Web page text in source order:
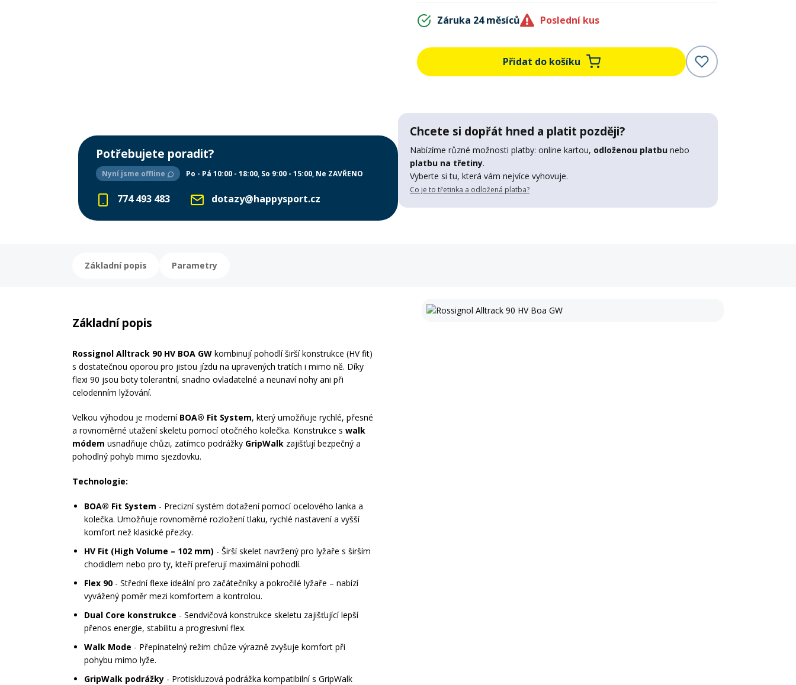
Záruka 24 měsíců Poslední kus
Přidat do košíku
Chcete si dopřát hned a platit později?
Nabízíme různé možnosti platby: online kartou, odloženou platbu nebo
platbu na třetiny.
Vyberte si tu, která vám nejvíce vyhovuje.
Co je to třetinka a odložená platba?
Potřebujete poradit?
Nyní jsme offline Po - Pá 10:00 - 18:00 So 9:00 - 15:00 Ne ZAVŘENO
774 493 483 dotazy@happysport.cz
Základní popis Parametry
Základní popis
Rossignol Alltrack 90 HV BOA GW kombinují pohodlí širší konstrukce (HV fit)
s dostatečnou oporou pro jistou jízdu na upravených tratích i mimo ně. Díky
flexi 90 jsou boty tolerantní, snadno ovladatelné a neunaví nohy ani při
celodenním lyžování.
Velkou výhodou je moderní BOA® Fit System, který umožňuje rychlé, přesné
a rovnoměrné utažení skeletu pomocí otočného kolečka. Konstrukce s walk
módem usnadňuje chůzi, zatímco podrážky GripWalk zajišťují bezpečný a
pohodlný pohyb mimo sjezdovku.
Technologie:
BOA® Fit System - Precizní systém dotažení pomocí ocelového lanka a
kolečka. Umožňuje rovnoměrné rozložení tlaku, rychlé nastavení a vyšší
komfort než klasické přezky.
HV Fit (High Volume – 102 mm) - Širší skelet navržený pro lyžaře s širším
chodidlem nebo pro ty, kteří preferují maximální pohodlí.
Flex 90 - Střední flexe ideální pro začátečníky a pokročilé lyžaře – nabízí
vyvážený poměr mezi komfortem a kontrolou.
Dual Core konstrukce - Sendvičová konstrukce skeletu zajišťující lepší
přenos energie, stabilitu a progresivní flex.
Walk Mode - Přepínatelný režim chůze výrazně zvyšuje komfort při
pohybu mimo lyže.
GripWalk podrážky - Protiskluzová podrážka kompatibilní s GripWalk